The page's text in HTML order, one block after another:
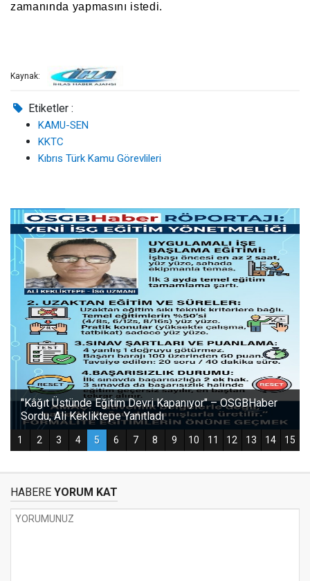
zamanında yapmasını istedi.
Kaynak:
Etiketler :
KAMU-SEN
KKTC
Kıbrıs Türk Kamu Görevlileri
HABERE YORUM KAT